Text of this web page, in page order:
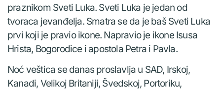
praznikom Sveti Luka. Sveti Luka je jedan od
tvoraca jevanđelja. Smatra se da je baš Sveti Luka
prvi koji je pravio ikone. Napravio je ikone Isusa
Hrista, Bogorodice i apostola Petra i Pavla.
Noć veštica se danas proslavlja u SAD, Irskoj,
Kanadi, Velikoj Britaniji, Švedskoj, Portoriku,